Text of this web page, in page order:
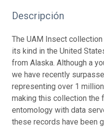
Descripción
The UAM Insect
its kind in the United
from Alaska. Although a
we have recently
representing over 1
making this collection the
entomology with data
these records have been